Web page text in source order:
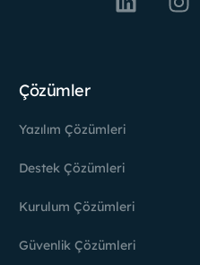
Çözümler
Yazılım Çözümleri
Destek Çözümleri
Kurulum Çözümleri
Güvenlik Çözümleri